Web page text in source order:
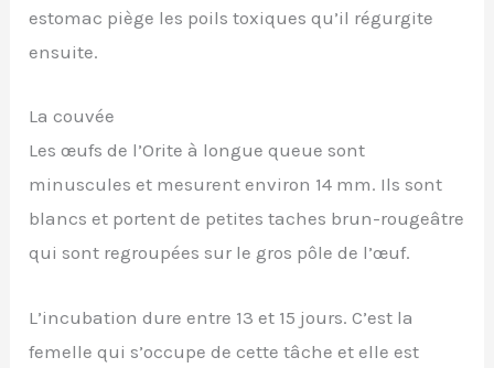
estomac piège les poils toxiques qu’il régurgite
ensuite.
La couvée
Les œufs de l’Orite à longue queue sont
minuscules et mesurent environ 14 mm. Ils sont
blancs et portent de petites taches brun-rougeâtre
qui sont regroupées sur le gros pôle de l’œuf.
L’incubation dure entre 13 et 15 jours. C’est la
femelle qui s’occupe de cette tâche et elle est